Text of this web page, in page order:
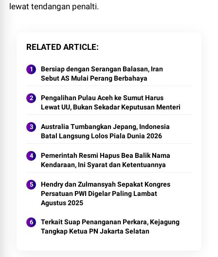
lewat tendangan penalti.
RELATED ARTICLE
Bersiap dengan Serangan Balasan, Iran
Sebut AS Mulai Perang Berbahaya
Pengalihan Pulau Aceh ke Sumut Harus
Lewat UU, Bukan Sekadar Keputusan Menteri
Australia Tumbangkan Jepang, Indonesia
Batal Langsung Lolos Piala Dunia 2026
Pemerintah Resmi Hapus Bea Balik Nama
Kendaraan, Ini Syarat dan Ketentuannya
Hendry dan Zulmansyah Sepakat Kongres
Persatuan PWI Digelar Paling Lambat
Agustus 2025
Terkait Suap Penanganan Perkara, Kejagung
Tangkap Ketua PN Jakarta Selatan